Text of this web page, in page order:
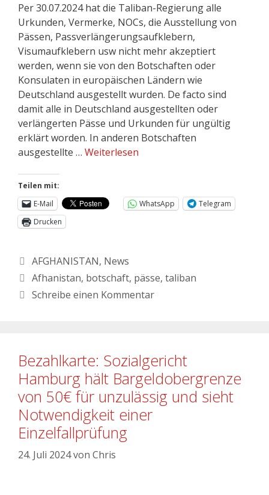
Per 30.07.2024 hat die Taliban-Regierung alle
Urkunden, Vermerke, NOCs, die Ausstellung von
Pässen, Passverlängerungsaufklebern,
Visumaufklebern usw nicht mehr akzeptiert
werden, wenn sie von den Botschaften oder
Konsulaten in europäischen Ländern wie
Deutschland ausgestellt wurden. De facto sind
damit alle in Deutschland ausgestellten oder
verlängerten Pässe und Urkunden für ungültig
erklärt worden. In anderen Botschaften
ausgestellte … Weiterlesen
Teilen mit:
E-Mail
WhatsApp
Telegram
Drucken
AFGHANISTAN, News
Afhanistan, botschaft, pässe, taliban
Schreibe einen Kommentar
Bezahlkarte: Sozialgericht
Hamburg hält Bargeldobergrenze
von 50€ für unzulässig und sieht
Notwendigkeit einer
Einzelfallprüfung
24. Juli 2024von Chris